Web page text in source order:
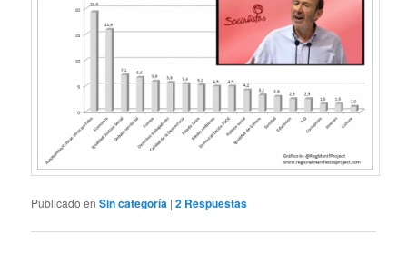
Publicado en Sin categoría |2 Respuestas